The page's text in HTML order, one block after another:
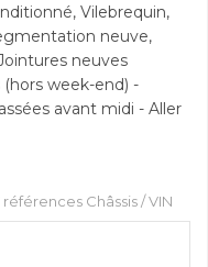
Vilebrequin,
neuve,
neuves
(hors week-end) -
avant midi - Aller
Châssis / VIN